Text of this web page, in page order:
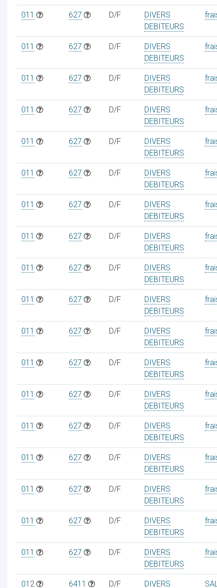
011 627 D/F
DIVERS
DEBITEURS
011 627 D/F
DIVERS
DEBITEURS
011 627 D/F
DIVERS
DEBITEURS
011 627 D/F
DIVERS
DEBITEURS
011 627 D/F
DIVERS
DEBITEURS
011 627 D/F
DIVERS
DEBITEURS
011 627 D/F
DIVERS
DEBITEURS
011 627 D/F
DIVERS
DEBITEURS
011 627 D/F
DIVERS
DEBITEURS
011 627 D/F
DIVERS
DEBITEURS
011 627 D/F
DIVERS
DEBITEURS
011 627 D/F
DIVERS
DEBITEURS
011 627 D/F
DIVERS
DEBITEURS
011 627 D/F
DIVERS
DEBITEURS
011 627 D/F
DIVERS
DEBITEURS
011 627 D/F
DIVERS
DEBITEURS
011 627 D/F
DIVERS
DEBITEURS
011 627 D/F
DIVERS
DEBITEURS
012 6411 D/F DIVERS